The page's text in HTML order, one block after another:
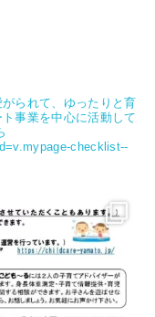
られて、ゆったりと育
事業を中心に活動して
checklist--